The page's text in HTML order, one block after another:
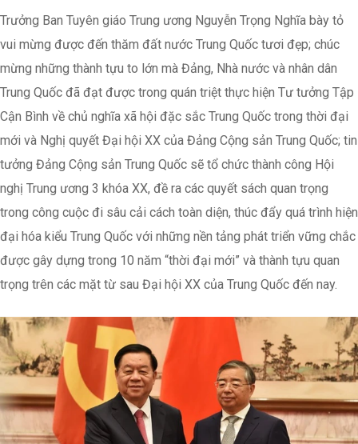
Trưởng Ban Tuyên giáo Trung ương Nguyễn Trọng Nghĩa bày tỏ
vui mừng được đến thăm đất nước Trung Quốc tươi đẹp; chúc
mừng những thành tựu to lớn mà Đảng, Nhà nước và nhân dân
Trung Quốc đã đạt được trong quán triệt thực hiện Tư tưởng Tập
Cận Bình về chủ nghĩa xã hội đặc sắc Trung Quốc trong thời đại
mới và Nghị quyết Đại hội XX của Đảng Cộng sản Trung Quốc; tin
tưởng Đảng Cộng sản Trung Quốc sẽ tổ chức thành công Hội
nghị Trung ương 3 khóa XX, đề ra các quyết sách quan trọng
trong công cuộc đi sâu cải cách toàn diện, thúc đẩy quá trình hiện
đại hóa kiểu Trung Quốc với những nền tảng phát triển vững chắc
được gây dựng trong 10 năm “thời đại mới” và thành tựu quan
trọng trên các mặt từ sau Đại hội XX của Trung Quốc đến nay.